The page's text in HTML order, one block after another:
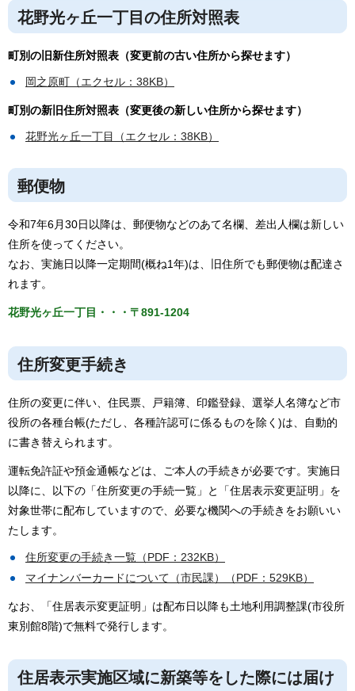
花野光ヶ丘一丁目の住所対照表
町別の旧新住所対照表（変更前の古い住所から探せます）
岡之原町（エクセル：38KB）
町別の新旧住所対照表（変更後の新しい住所から探せます）
花野光ヶ丘一丁目（エクセル：38KB）
郵便物
令和7年6月30日以降は、郵便物などのあて名欄、差出人欄は新しい
住所を使ってください。
なお、実施日以降一定期間(概ね1年)は、旧住所でも郵便物は配達さ
れます。
花野光ヶ丘一丁目・・・〒891-1204
住所変更手続き
住所の変更に伴い、住民票、戸籍簿、印鑑登録、選挙人名簿など市
役所の各種台帳(ただし、各種許認可に係るものを除く)は、自動的
に書き替えられます。
運転免許証や預金通帳などは、ご本人の手続きが必要です。実施日
以降に、以下の「住所変更の手続一覧」と「住居表示変更証明」を
対象世帯に配布していますので、必要な機関への手続きをお願いい
たします。
住所変更の手続き一覧（PDF：232KB）
マイナンバーカードについて（市民課）（PDF：529KB）
なお、「住居表示変更証明」は配布日以降も土地利用調整課(市役所
東別館8階)で無料で発行します。
住居表示実施区域に新築等をした際には届け